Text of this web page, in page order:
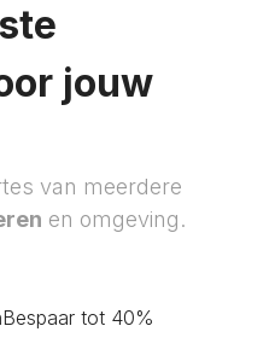
jouw
van meerdere
en omgeving.
Bespaar tot 40%